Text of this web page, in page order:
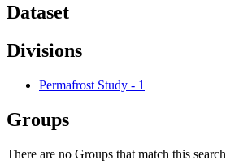
Dataset
Divisions
Permafrost Study - 1
Groups
There are no Groups that match this search